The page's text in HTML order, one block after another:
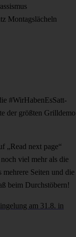
Montagslächeln
#WirHabenEsSatt-
der größten Grilldemo
„Read next page“
viel mehr als die
mehrere Seiten und die
beim Durchstöbern!
am 31.8. in